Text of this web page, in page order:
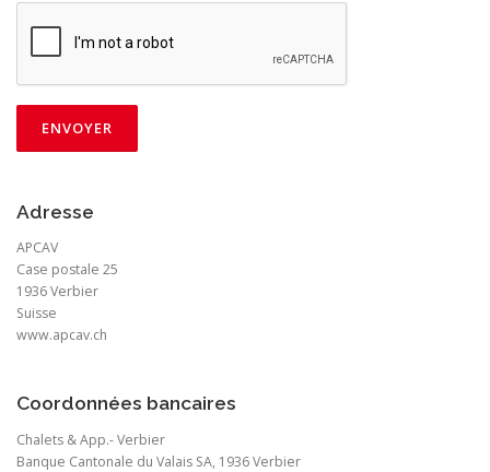
Adresse
APCAV
Case postale 25
1936 Verbier
Suisse
www.apcav.ch
Coordonnées bancaires
Chalets & App.- Verbier
Banque Cantonale du Valais SA, 1936 Verbier